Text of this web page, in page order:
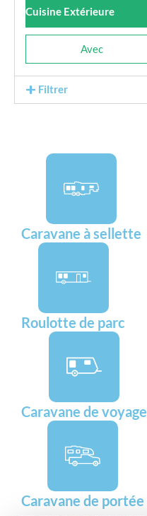
Cuisine Extérieure
Avec
Filtrer
Caravane à sellette
Roulotte de parc
Caravane de voyage
Caravane de portée